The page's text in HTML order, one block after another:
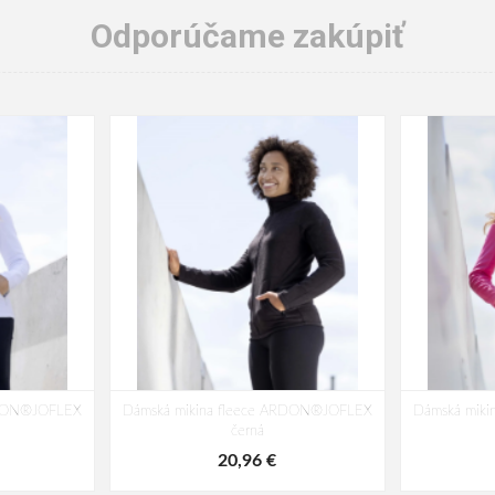
Odporúčame zakúpiť
Dámská mikina fleece ARDON®JOFLEX
černá
20,96 €
Dámská